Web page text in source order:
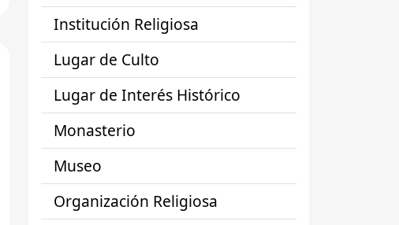
Institución Religiosa
Lugar de Culto
Lugar de Interés Histórico
Monasterio
Museo
Organización Religiosa